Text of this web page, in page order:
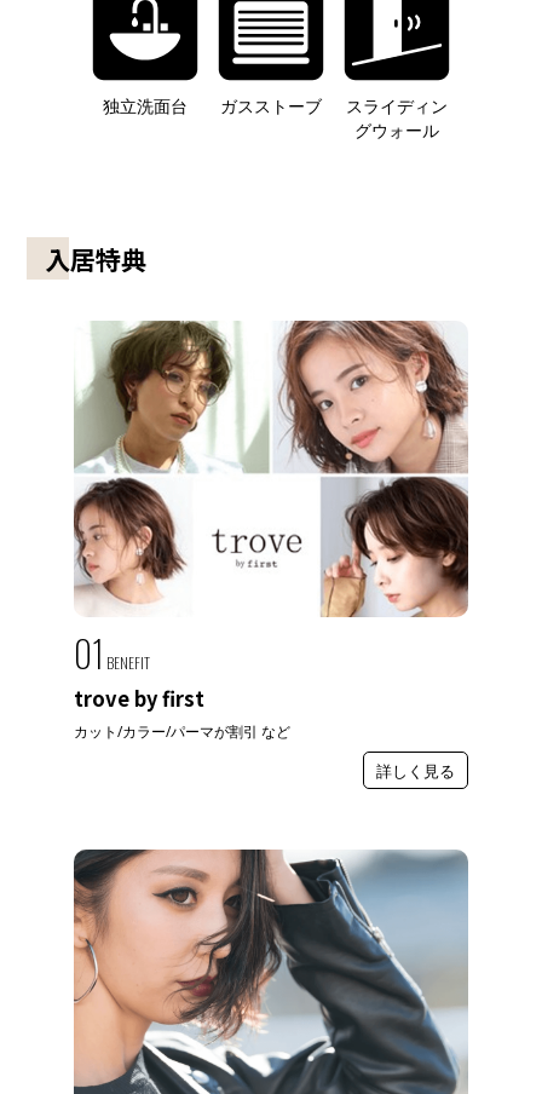
独立洗面台 ガスストーブ
スライディン
グウォール
入居特典
01 BENEFIT
trove by first
カット/カラー/パーマが割引 など
詳しく見る